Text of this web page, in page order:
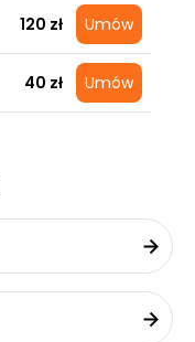
120 zł Umów
40 zł Umów